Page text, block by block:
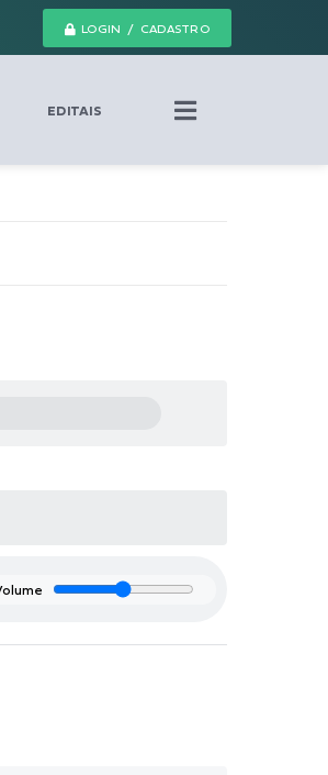
LOGIN / CADASTRO
EDITAIS